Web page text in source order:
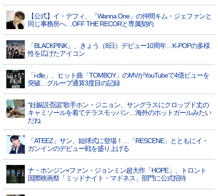
【公式】イ・デフィ、「Wanna One」の仲間キム・ジェファンと
同じ事務所へ…OFF THE RECORと専属契約
「BLACKPINK」、きょう（8日）デビュー10周年…K-POPの多様
性を広げたアイコン
「i-dle」、ヒット曲「TOMBOY」のMVがYouTubeで4億ビューを
突破…グループ通算3度目の記録
“妊娠説否認”歌手ホン・ジニョン、サングラスにクロップド丈の
キャミソールを着てテラスモッパン…海外のホットガールみたい
だね
「ATEEZ」サン、始球式に登場！…「RESCENE」とともにイ・
ガンインのデビュー戦を盛り上げる
ナ・ホンジン×ファン・ジョンミン超大作「HOPE」、トロント
国際映画祭「ミッドナイト・マドネス」部門に公式招待